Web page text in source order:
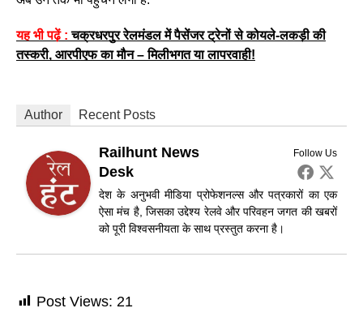
यह भी पढ़ें : चक्रधरपुर रेलमंडल में पैसेंजर ट्रेनों से कोयले-लकड़ी की
तस्करी, आरपीएफ का मौन – मिलीभगत या लापरवाही!
Author Recent Posts
Follow Us
Railhunt News
Desk
देश के अनुभवी मीडिया प्रोफेशनल्स और पत्रकारों का एक
ऐसा मंच है, जिसका उद्देश्य रेलवे और परिवहन जगत की खबरों
को पूरी विश्वसनीयता के साथ प्रस्तुत करना है।
Post Views: 21